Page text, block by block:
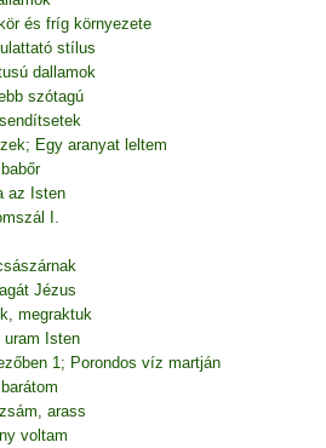
és fríg környezete
stílus
dallamok
szótagú
Egy aranyat leltem
az Isten
I.
Jézus
megraktuk
uram Isten
1; Porondos víz martján
arass
voltam